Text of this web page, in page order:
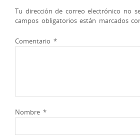
Tu dirección de correo electrónico no
campos obligatorios están marcados
Comentario *
Nombre *